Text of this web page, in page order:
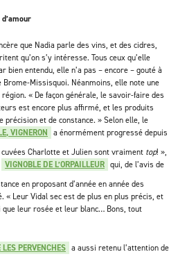
que Nadia parle des vins, et des cidres,
qu’on s’y intéresse. Tous ceux qu’elle
bien entendu, elle n’a pas – encore – gouté à
Missisquoi. Néanmoins, elle note une
« De façon générale, le savoir-faire des
est encore plus affirmé, et les produits
précision et de constance. » Selon elle, le
VIGNERON a énormément progressé depuis
Charlotte et Julien sont vraiment top! »,
VIGNOBLE DE L’ORPAILLEUR qui, de l’avis de
en proposant d’année en année des
« Leur Vidal sec est de plus en plus précis, et
leur rosée et leur blanc… Bons, tout
PERVENCHES a aussi retenu l’attention de